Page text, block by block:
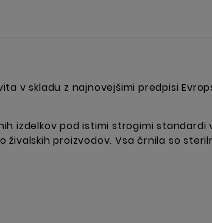
v skladu z najnovejšimi predpisi
izdelkov pod istimi strogimi standardi
proizvodov. Vsa črnila so